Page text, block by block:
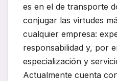
es en el de transporte
conjugar las virtudes
cualquier empresa:
responsabilidad y, por
especialización y
Actualmente cuenta